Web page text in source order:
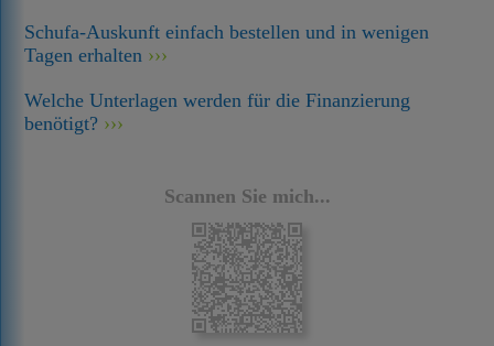
Schufa-Auskunft einfach bestellen und in wenigen
Tagen erhalten
Welche Unterlagen werden für die Finanzierung
benötigt?
Scannen Sie mich...